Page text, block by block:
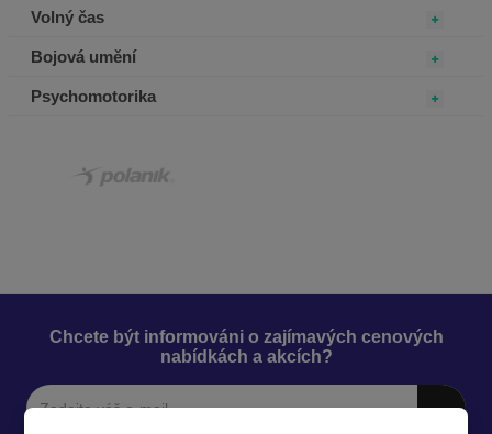
Volný čas
Bojová umění
Psychomotorika
Chcete být informováni o zajímavých cenových
nabídkách a akcích?